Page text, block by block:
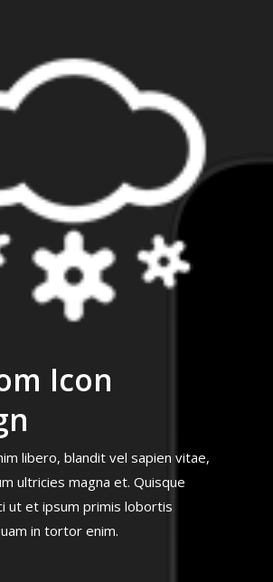
Icon
libero, blandit vel sapien vitae,
ultricies magna et. Quisque
ut et ipsum primis lobortis
in tortor enim.